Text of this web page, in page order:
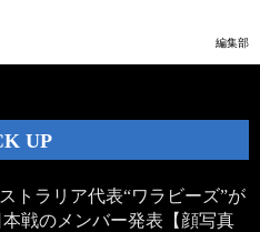
編集部
UP
トラリア代表“ワラビーズ”が
本戦のメンバー発表【顔写真